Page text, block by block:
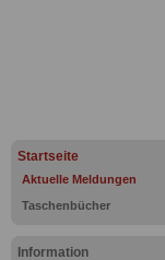
Startseite
Aktuelle Meldungen
Taschenbücher
Information